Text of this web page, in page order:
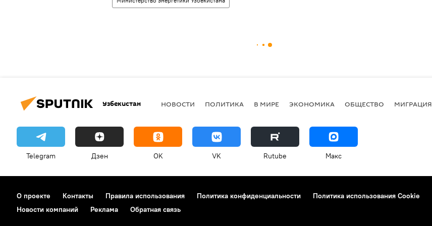
Узбекистан НОВОСТИ ПОЛИТИКА В МИРЕ ЭКОНОМИКА ОБЩЕСТВО МИГРАЦИЯ
Telegram Дзен OK VK Rutube Макс
О проекте Контакты Правила использования Политика конфиденциальности Политика использования Cookie
Новости компаний
Реклама Обратная связь